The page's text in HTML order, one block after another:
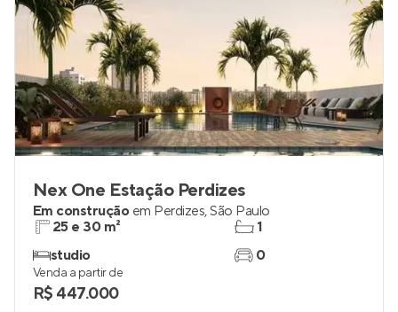
Nex One Estação Perdizes
Em construção em Perdizes,São Paulo
25 e 30 m²
studio
1
0
Venda a partir de
R$ 447.000